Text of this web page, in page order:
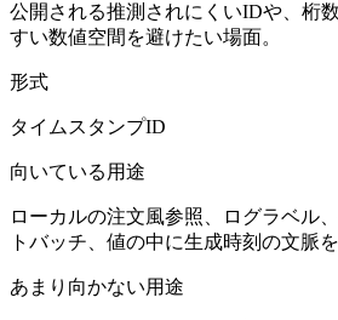
公開される推測されにくいIDや、桁
すい数値空間を避けたい場面。
形式
タイムスタンプID
向いている用途
ローカルの注文風参照、ログラベル
トバッチ、値の中に生成時刻の文脈
あまり向かない用途